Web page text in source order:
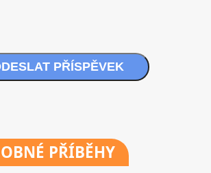
PŘÍSPĚVEK
PŘÍBĚHY